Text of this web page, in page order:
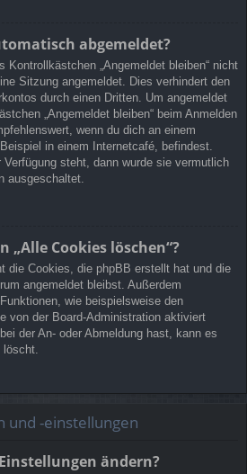
abgemeldet?
Kontrollkästchen „Angemeldet bleiben“ nicht
Sitzung angemeldet. Dies verhindert den
durch einen Dritten. Um angemeldet
„Angemeldet bleiben“ beim Anmelden
wenn du dich an einem
in einem Internetcafé, befindest.
steht, dann wurde sie vermutlich
ausgeschaltet.
„Alle Cookies löschen“?
die Cookies, die phpBB erstellt hat und die
angemeldet bleibst. Außerdem
wie beispielsweise den
von der Board-Administration aktiviert
der An- oder Abmeldung hast, kann es
löscht.
und -einstellungen
ändern?